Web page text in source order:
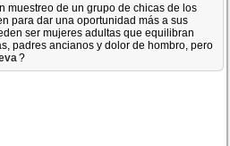
muestreo de un grupo de chicas de los
para dar una oportunidad más a sus
ser mujeres adultas que equilibran
padres ancianos y dolor de hombro, pero
?